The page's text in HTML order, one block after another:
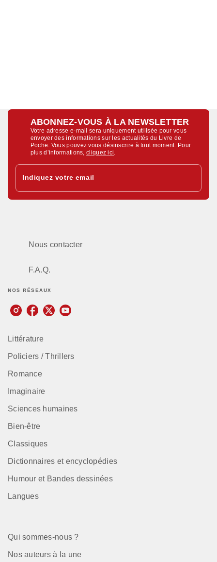
ABONNEZ-VOUS À LA NEWSLETTER
Votre adresse e-mail sera uniquement utilisée pour vous
envoyer des informations sur les actualités du Livre de
Poche. Vous pouvez vous désinscrire à tout moment. Pour
plus d’informations,cliquez ici
Indiquez votre email
Nous contacter
F.A.Q.
NOS RÉSEAUX
Littérature
Policiers / Thrillers
Romance
Imaginaire
Sciences humaines
Bien-être
Classiques
Dictionnaires et encyclopédies
Humour et Bandes dessinées
Langues
Qui sommes-nous ?
Nos auteurs à la une